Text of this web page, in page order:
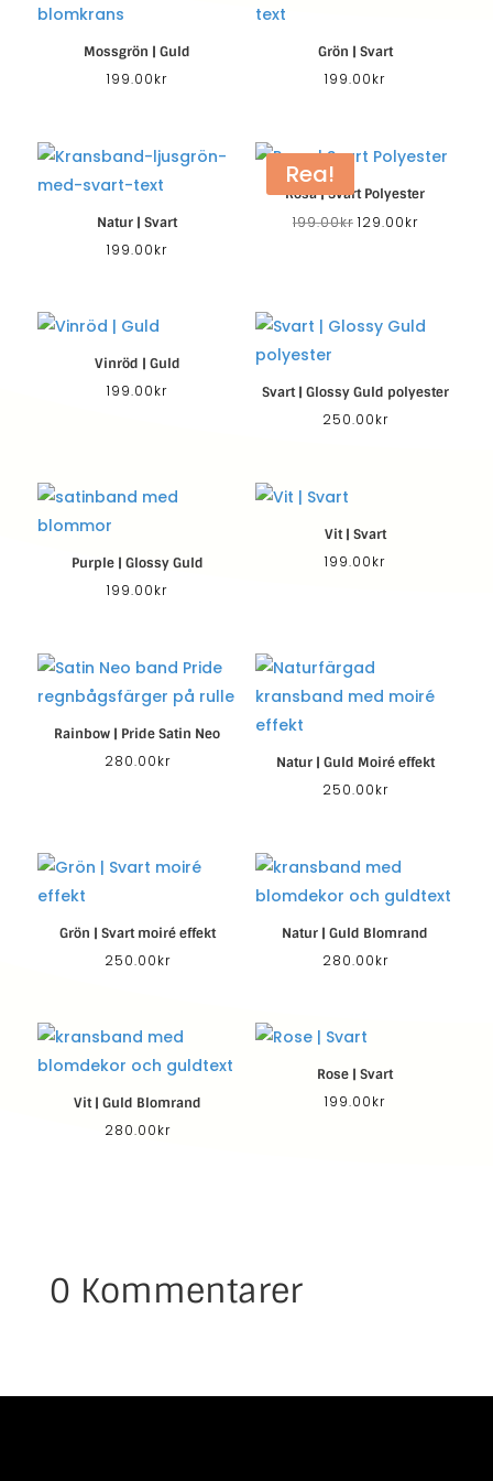
Mossgrön | Guld
199.00kr
Grön | Svart
199.00kr
Natur | Svart
199.00kr
Rea!
Rosa | Svart Polyester
199.00kr Det
199.00kr.
129.00krDet
129.00kr.
Vinröd | Guld
199.00kr Svart | Glossy Guld polyester
250.00kr
Purple | Glossy Guld
199.00kr
Vit | Svart
199.00kr
Rainbow | Pride Satin Neo
280.00kr Natur | Guld Moiré effekt
250.00kr
Grön | Svart moiré effekt
250.00kr
Natur | Guld Blomrand
280.00kr
Vit | Guld Blomrand
280.00kr
Rose | Svart
199.00kr
0 Kommentarer